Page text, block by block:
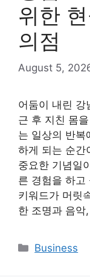
위한
의점
August 5,
어둠이 내린 강
근 후 지친 몸
는 일상의 반복
하게 되는 순간
중요한 기념일
른 경험을 하고
키워드가 머릿
한 조명과 음
Categories
Business